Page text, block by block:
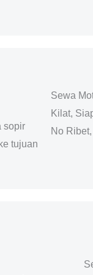
sopir
tujuan
Sewa
Kilat,
No